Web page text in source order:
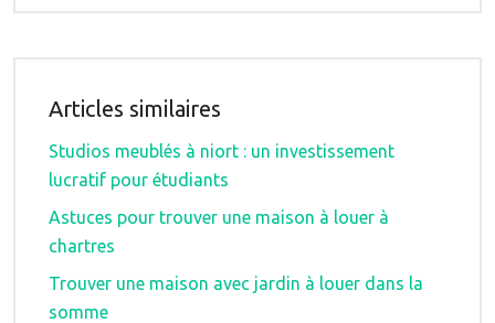
Articles similaires
Studios meublés à niort : un investissement
lucratif pour étudiants
Astuces pour trouver une maison à louer à
chartres
Trouver une maison avec jardin à louer dans la
somme